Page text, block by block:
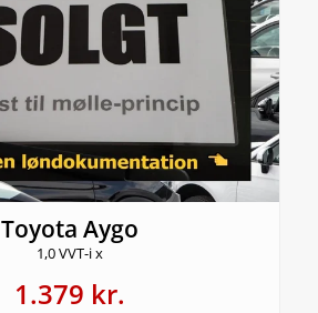
Toyota Aygo
1,0 VVT-i x
1.379 kr.